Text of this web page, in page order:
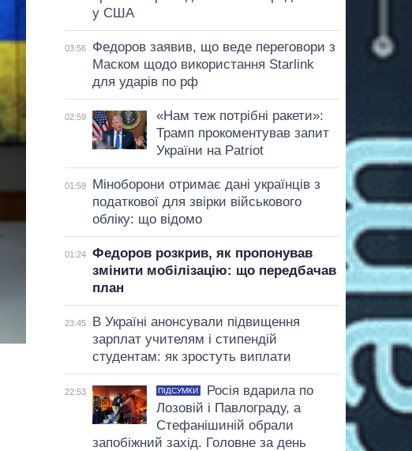
у США
03:56
Федоров заявив, що веде переговори з
Маском щодо використання Starlink
для ударів по рф
02:59
«Нам теж потрібні ракети»:
Трамп прокоментував запит
України на Patriot
01:59
Міноборони отримає дані українців з
податкової для звірки військового
обліку: що відомо
01:24
Федоров розкрив, як пропонував
змінити мобілізацію: що передбачав
план
23:45
В Україні анонсували підвищення
зарплат учителям і стипендій
студентам: як зростуть виплати
22:53 ПІДСУМКИ
Росія вдарила по
Лозовій і Павлограду, а
Стефанішиній обрали
запобіжний захід. Головне за день